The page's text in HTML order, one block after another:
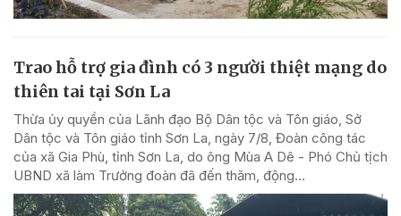
Trao hỗ trợ gia đình có 3 người thiệt mạng do
thiên tai tại Sơn La
Thừa ủy quyền của Lãnh đạo Bộ Dân tộc và Tôn giáo, Sở
Dân tộc và Tôn giáo tỉnh Sơn La, ngày 7/8, Đoàn công tác
của xã Gia Phù, tỉnh Sơn La, do ông Mùa A Dê - Phó Chủ tịch
UBND xã làm Trưởng đoàn đã đến thăm, động...